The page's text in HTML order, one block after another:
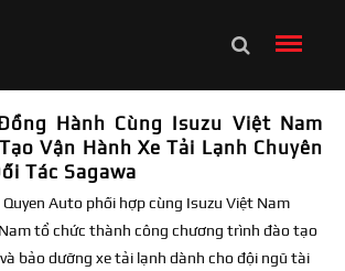
Hành Cùng Isuzu Việt Nam
Vận Hành Xe Tải Lạnh Chuyên
Tác Sagawa
Auto phối hợp cùng Isuzu Việt Nam
Nam tổ chức thành công chương trình đào tạo
bảo dưỡng xe tải lạnh dành cho đội ngũ tài